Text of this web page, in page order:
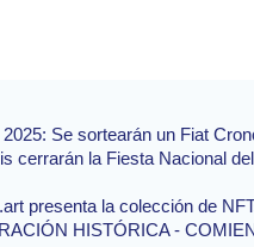
Se sortearán un Fiat
cerrarán la Fiesta Nacional
presenta la colección de
HISTÓRICA -